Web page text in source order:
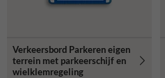
Verkeersbord Parkeren eigen
terrein met parkeerschijf en
wielklemregeling